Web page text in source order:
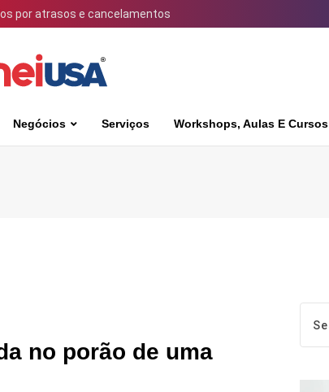
por atrasos e cancelamentos
Negócios Serviços Workshops, Aulas E Cursos
no porão de uma